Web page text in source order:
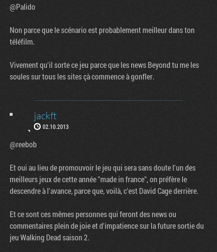
@Palido
Non parce que le scénario est probablement meilleur dans ton
téléfilm.
Vivement qu'il sorte ce jeu parce que les news Beyond tu me les
soules sur tous les sites çà commence à gonfler.
jackft
02.10.2013
@reebob
Et oui au lieu de promouvoir le jeu qui sera sans doute l'un des
meilleurs jeux de cette année "made in france", on préfère le
descendre à l'avance, parce que, voilà, c'est David Cage derrière.
Et ce sont ces mêmes personnes qui feront des news ou
commentaires plein de joie et d'impatience sur la future sortie du
jeu Walking Dead saison 2.